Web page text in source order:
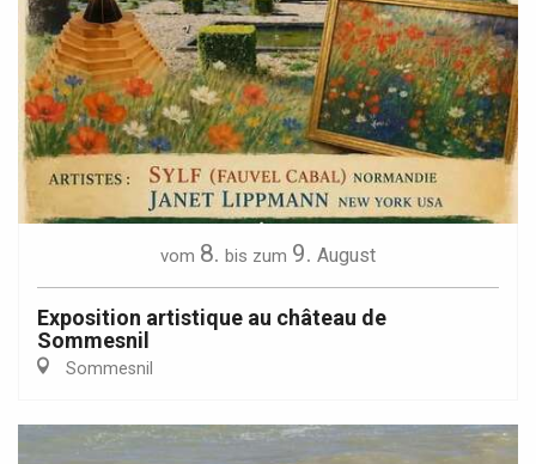
vom 8. bis zum 9. August
Exposition artistique au château de
Sommesnil
Sommesnil